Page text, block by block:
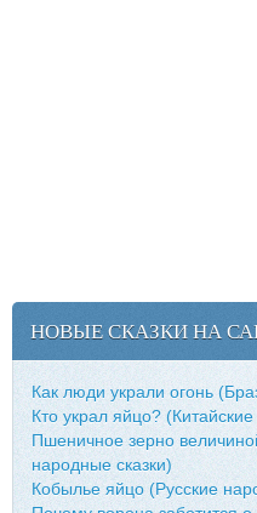
НОВЫЕ СКАЗКИ НА
Как люди украли огонь
Кто украл яйцо?
Пшеничное зерно
народные сказки)
Кобылье яйцо (Русские